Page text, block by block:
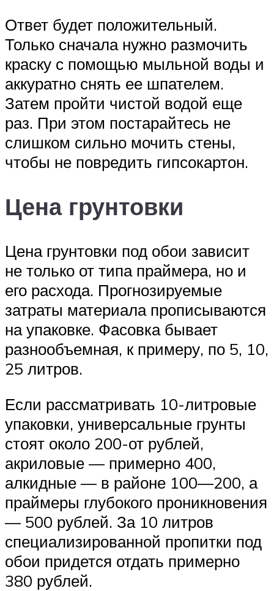
Ответ будет положительный.
Только сначала нужно размочить
краску с помощью мыльной воды и
аккуратно снять ее шпателем.
Затем пройти чистой водой еще
раз. При этом постарайтесь не
слишком сильно мочить стены,
чтобы не повредить гипсокартон.
Цена грунтовки
Цена грунтовки под обои зависит
не только от типа праймера, но и
его расхода. Прогнозируемые
затраты материала прописываются
на упаковке. Фасовка бывает
разнообъемная, к примеру, по 5, 10,
25 литров.
Если рассматривать 10-литровые
упаковки, универсальные грунты
стоят около 200-от рублей,
акриловые — примерно 400,
алкидные — в районе 100—200, а
праймеры глубокого проникновения
— 500 рублей. За 10 литров
специализированной пропитки под
обои придется отдать примерно
380 рублей.